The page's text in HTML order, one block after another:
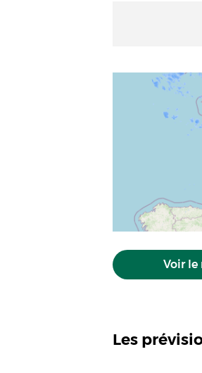
Voir le
Les